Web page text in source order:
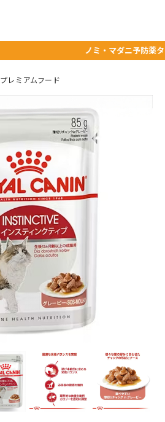
ノミ・マダニ予防薬タイム
プレミアムフード